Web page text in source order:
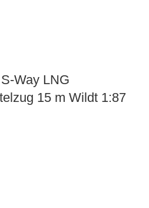
Way LNG
15 m Wildt 1:87